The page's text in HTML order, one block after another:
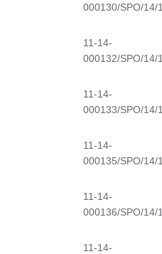
000130/SPO/14/
11-14-
000132/SPO/14/
11-14-
000133/SPO/14/
11-14-
000135/SPO/14/
11-14-
000136/SPO/14/
11-14-